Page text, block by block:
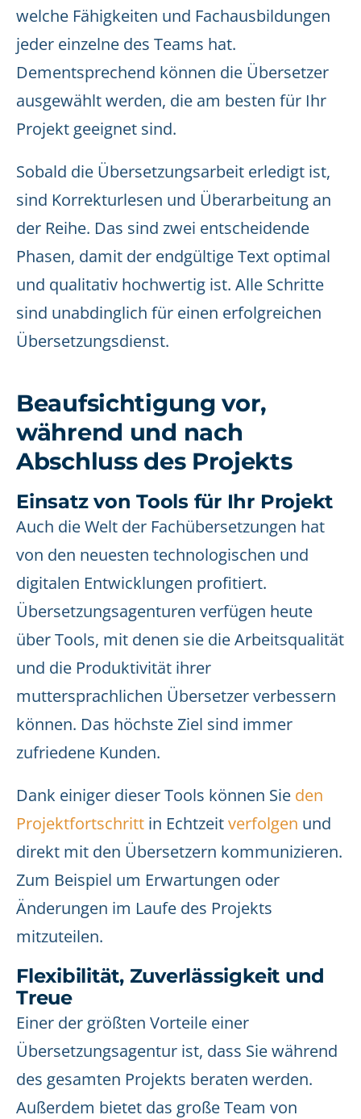
welche Fähigkeiten und Fachausbildungen
jeder einzelne des Teams hat.
Dementsprechend können die Übersetzer
ausgewählt werden, die am besten für Ihr
Projekt geeignet sind.
Sobald die Übersetzungsarbeit erledigt ist,
sind Korrekturlesen und Überarbeitung an
der Reihe. Das sind zwei entscheidende
Phasen, damit der endgültige Text optimal
und qualitativ hochwertig ist. Alle Schritte
sind unabdinglich für einen erfolgreichen
Übersetzungsdienst.
Beaufsichtigung vor,
während und nach
Abschluss des Projekts
Einsatz von Tools für Ihr Projekt
Auch die Welt der Fachübersetzungen hat
von den neuesten technologischen und
digitalen Entwicklungen profitiert.
Übersetzungsagenturen verfügen heute
über Tools, mit denen sie die Arbeitsqualität
und die Produktivität ihrer
muttersprachlichen Übersetzer verbessern
können. Das höchste Ziel sind immer
zufriedene Kunden.
Dank einiger dieser Tools können Sie den
Projektfortschritt in Echtzeitverfolgen und
direkt mit den Übersetzern kommunizieren.
Zum Beispiel um Erwartungen oder
Änderungen im Laufe des Projekts
mitzuteilen.
Flexibilität, Zuverlässigkeit und
Treue
Einer der größten Vorteile einer
Übersetzungsagentur ist, dass Sie während
des gesamten Projekts beraten werden.
Außerdem bietet das große Team von